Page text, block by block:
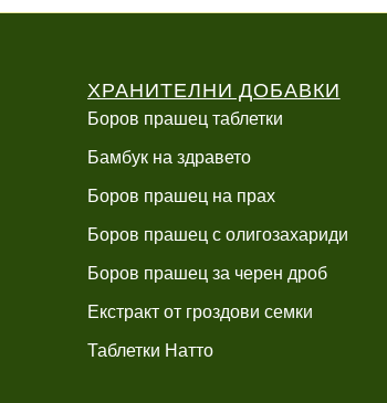
ХРАНИТЕЛНИ ДОБАВКИ
Боров прашец таблетки
Бамбук на здравето
Боров прашец на прах
Боров прашец с олигозахариди
Боров прашец за черен дроб
Екстракт от гроздови семки
Таблетки Натто